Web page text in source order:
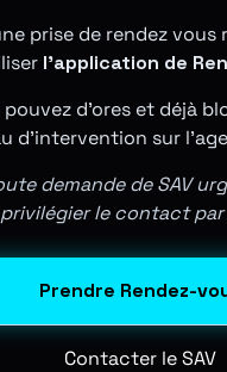
prise de rendez vous
l'application de
pouvez d'ores et déjà
d'intervention sur
demande de SAV
privilégier le contact par
Prendre Rendez-
Contacter le SAV